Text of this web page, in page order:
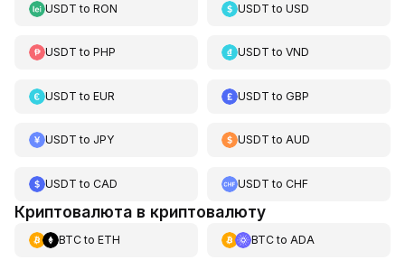
USDT to RON USDT toUSD
USDT to PHP USDT toVND
USDT to EUR USDT toGBP
USDT to JPY USDT toAUD
USDT to CAD USDT toCHF
Криптовалюта в криптовалюту
BTCto ETH BTCto ADA